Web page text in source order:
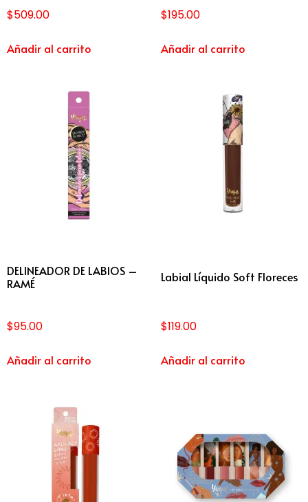
$509.00
Añadir al carrito
$195.00
Añadir al carrito
DELINEADOR DE LABIOS –
RAMÉ
$95.00
Añadir al carrito
Labial Líquido Soft Floreces
$119.00
Añadir al carrito